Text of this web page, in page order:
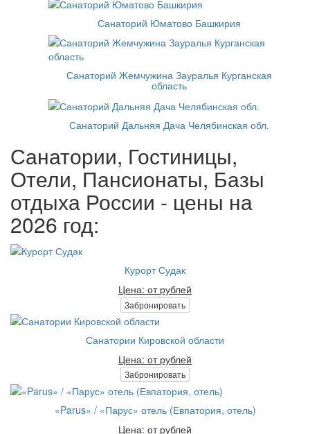
Санаторий Юматово Башкирия
Санаторий Жемчужина Зауралья Курганская
область
Санаторий Дальняя Дача Челябинская обл.
Санатории, Гостиницы,
Отели, Пансионаты, Базы
отдыха России - цены на
2026 год:
Курорт Судак
Цена: от рублей
Забронировать
Санатории Кировской области
Цена: от рублей
Забронировать
«Parus» / «Парус» отель (Евпатория, отель)
Цена: от рублей